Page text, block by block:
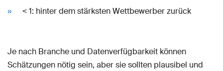
< 1: hinter dem stärksten Wettbewerber zurück
Je nach Branche und Datenverfügbarkeit können
Schätzungen nötig sein, aber sie sollten plausibel und